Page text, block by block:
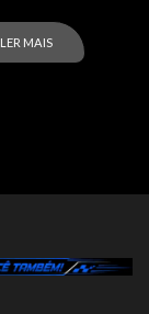
LER MAIS